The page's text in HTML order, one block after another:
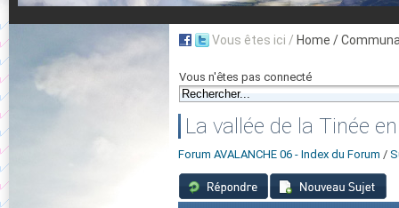
Vous êtes ici / Home /
Vous n'êtes pas connecté
La vallée de la Tinée
Forum AVALANCHE 06 - Index du Forum /